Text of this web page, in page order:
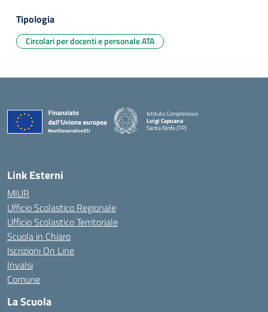
Tipologia
Circolari per docenti e personale ATA
Istituto Comprensivo
Luigi Capuana
Santa Ninfa (TP)
Link Esterni
MIUR
Ufficio Scolastico Regionale
Ufficio Scolastico Territoriale
Scuola in Chiaro
Iscrizioni On Line
Invalsi
Comune
La Scuola